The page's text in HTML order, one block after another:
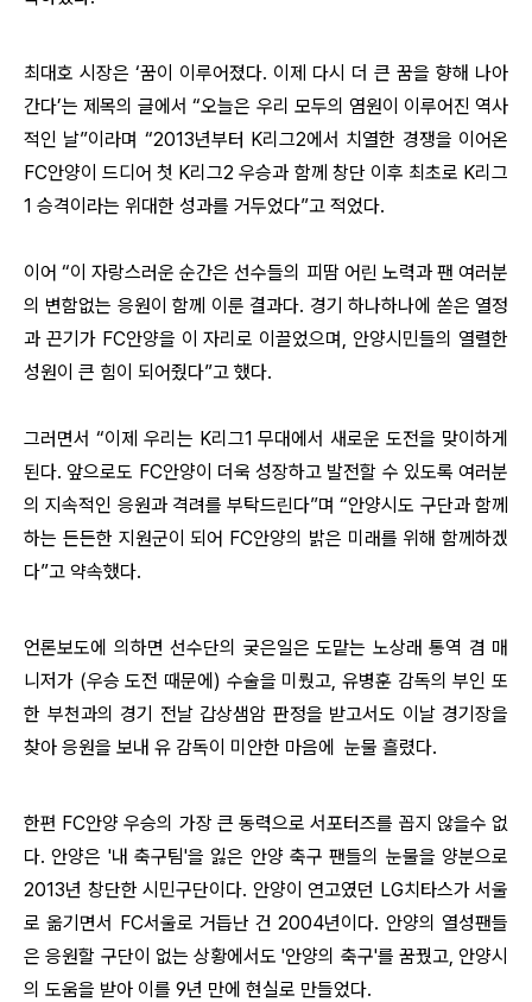
최대호 시장은 ‘꿈이 이루어졌다. 이제 다시 더 큰 꿈을 향해 나아
간다’는 제목의 글에서 “오늘은 우리 모두의 염원이 이루어진 역사
적인 날”이라며 “2013년부터 K리그2에서 치열한 경쟁을 이어온
FC안양이 드디어 첫 K리그2 우승과 함께 창단 이후 최초로 K리그
1 승격이라는 위대한 성과를 거두었다”고 적었다.
이어 “이 자랑스러운 순간은 선수들의 피땀 어린 노력과 팬 여러분
의 변함없는 응원이 함께 이룬 결과다. 경기 하나하나에 쏟은 열정
과 끈기가 FC안양을 이 자리로 이끌었으며, 안양시민들의 열렬한
성원이 큰 힘이 되어줬다”고 했다.
그러면서 “이제 우리는 K리그1 무대에서 새로운 도전을 맞이하게
된다. 앞으로도 FC안양이 더욱 성장하고 발전할 수 있도록 여러분
의 지속적인 응원과 격려를 부탁드린다”며 “안양시도 구단과 함께
하는 든든한 지원군이 되어 FC안양의 밝은 미래를 위해 함께하겠
다”고 약속했다.
언론보도에 의하면 선수단의 궂은일은 도맡는 노상래 통역 겸 매
니저가 (우승 도전 때문에) 수술을 미뤘고,유병훈 감독의 부인 또
한 부천과의 경기 전날 갑상샘암 판정을 받고서도 이날 경기장을
찾아 응원을 보내 유 감독이 미안한 마음에 눈물 흘렸다.
한편 FC안양 우승의 가장 큰 동력으로 서포터즈를 꼽지 않을수 없
다.안양은 '내 축구팀'을 잃은 안양 축구 팬들의 눈물을 양분으로
2013년 창단한 시민구단이다. 안양이 연고였던 LG치타스가 서울
로 옮기면서 FC서울로 거듭난 건 2004년이다. 안양의 열성팬들
은 응원할 구단이 없는 상황에서도 '안양의 축구'를 꿈꿨고, 안양시
의 도움을 받아 이를 9년 만에 현실로 만들었다.